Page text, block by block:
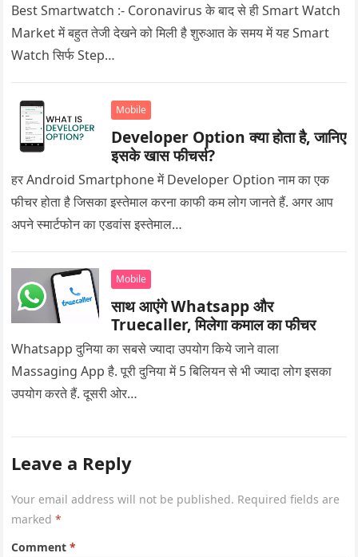
Best Smartwatch :- Coronavirus के बाद से ही Smart Watch
Market में बहुत तेजी देखने को मिली है शुरुआत के समय में यह Smart
Watch सिर्फ Step…
Mobile
Developer Option क्या होता है, जानिए
इसके खास फीचर्स?
हर Android Smartphone में Developer Option नाम का एक
फीचर होता है जिसका इस्तेमाल करना काफी कम लोग जानते हैं. अगर आप
अपने स्मार्टफोन का एडवांस इस्तेमाल…
Mobile
साथ आएंगे Whatsapp और
Truecaller, मिलेगा कमाल का फीचर
Whatsapp दुनिया का सबसे ज्यादा उपयोग किये जाने वाला
Massaging App है. पूरी दुनिया में 5 बिलियन से भी ज्यादा लोग इसका
उपयोग करते हैं. दूसरी ओर…
Leave a Reply
Your email address will not be published. Required fields are
marked*
Comment*